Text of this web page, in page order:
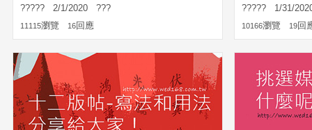
????? 2/1/2020 ???
11115瀏覽 16回應
????? 1/31/
10166瀏覽 19回